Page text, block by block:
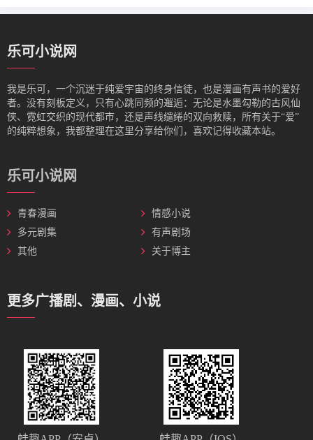
乐可小说网
我是‌乐可，一个沉迷于纯爱宇宙的终身信徒，也是漫画有声书的爱好
者。没有刻板定义，只有心跳同频的邂逅：无论是水墨勾勒的古风仙
侠、霓虹交织的现代都市，还是声线缱绻的双向救赎，所有关于“爱”
的纯粹想象，我都整理在这里分享给你们，喜欢记得收藏本站。
乐可小说网
青春漫画
情感小说
多元剧集
有声剧场
其他
关于博主
更多广播剧、漫画、小说